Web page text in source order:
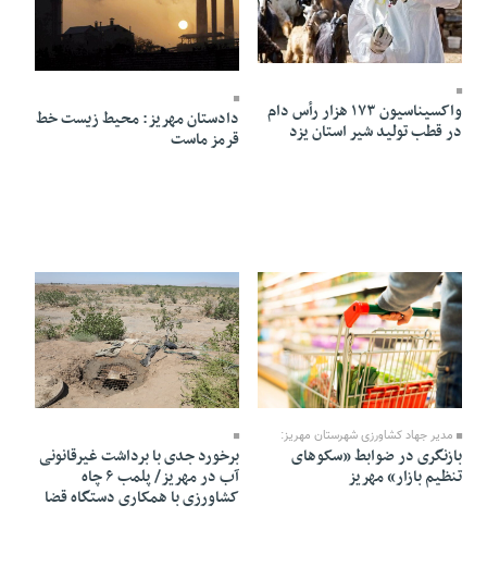
28 Tir 1405 - 22:16
واکسیناسیون ۱۷۳ هزار رأس دام
در قطب تولید شیر استان یزد
دادستان مهریز: محیط زیست خط
قرمز ماست
20 Tir 1405 - 09:03
مدیر جهاد کشاورزی شهرستان مهریز:
بازنگری در ضوابط «سکوهای
تنظیم بازار» مهریز
17 Tir 1405 - 22:03
برخورد جدی با برداشت غیرقانونی
آب در مهریز/ پلمب ۶ چاه
کشاورزی با همکاری دستگاه قضا